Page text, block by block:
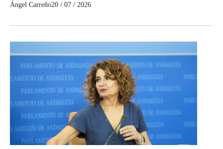
Ángel Carreño20 / 07 / 2026